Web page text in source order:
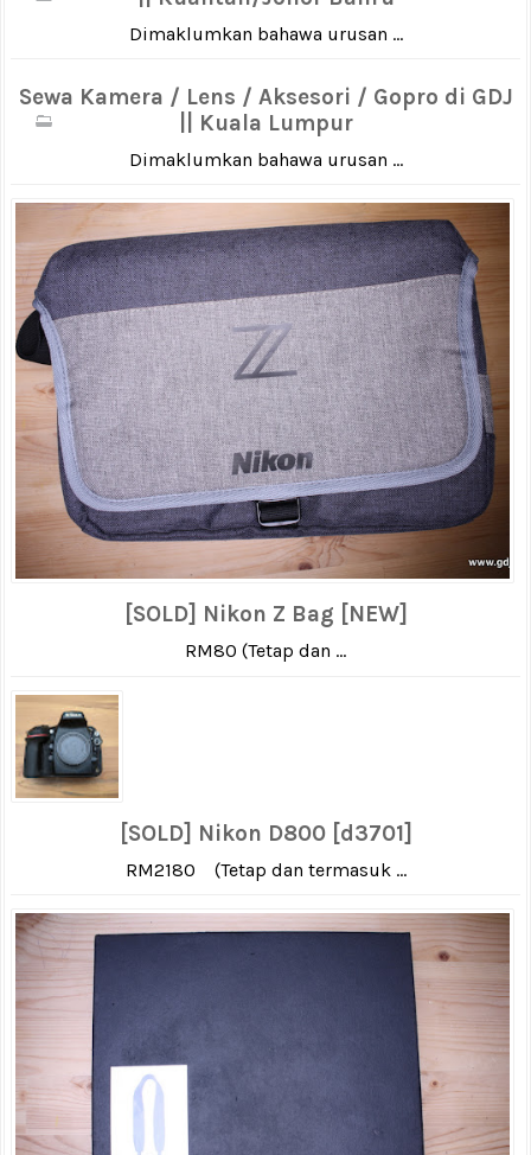
Dimaklumkan bahawa urusan ...
Sewa Kamera / Lens / Aksesori / Gopro di GDJ
|| Kuala Lumpur
Dimaklumkan bahawa urusan ...
[SOLD] Nikon Z Bag [NEW]
RM80 (Tetap dan ...
[SOLD] Nikon D800 [d3701]
RM2180 (Tetap dan termasuk ...